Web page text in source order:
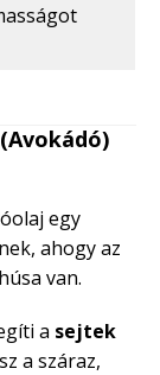
egy
ahogy az
van.
a sejtek
a száraz,